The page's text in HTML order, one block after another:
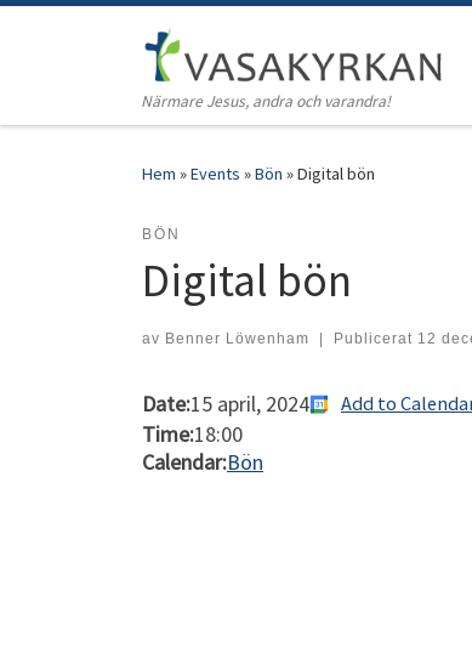
Hoppa till innehåll
Närmare Jesus, andra och varandra!
Hem »Events »Bön »Digital bön
BÖN
Digital bön
av Benner Löwenham Publicerat 12
Date:15 april, 2024 Add to
Time:18:00
Calendar:Bön